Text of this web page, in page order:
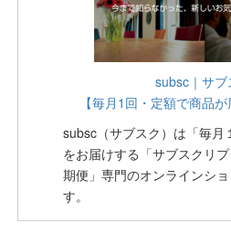
subsc｜サブ
【毎月1回・定額で商品
subsc（サブスク）は「毎月
をお届けする「サブスクリ
期便」専門のオンラインシ
す。